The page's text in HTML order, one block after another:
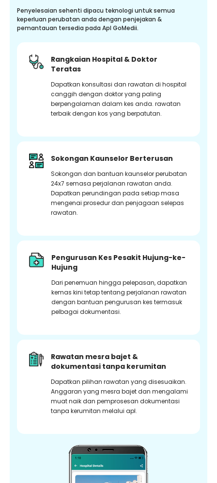
Penyelesaian sehenti dipacu teknologi untuk semua
keperluan perubatan anda dengan penjejakan &
pemantauan tersedia pada Apl GoMedii.
Rangkaian Hospital & Doktor
Teratas
Dapatkan konsultasi dan rawatan di hospital
canggih dengan doktor yang paling
berpengalaman dalam kes anda. rawatan
terbaik dengan kos yang berpatutan.
Sokongan Kaunselor Berterusan
Sokongan dan bantuan kaunselor perubatan
24x7 semasa perjalanan rawatan anda.
Dapatkan perundingan pada setiap masa
mengenai prosedur dan penjagaan selepas
rawatan.
Pengurusan Kes Pesakit Hujung-ke-
Hujung
Dari penemuan hingga pelepasan, dapatkan
kemas kini tetap tentang perjalanan rawatan
dengan bantuan pengurusan kes termasuk
pelbagai dokumentasi.
Rawatan mesra bajet &
dokumentasi tanpa kerumitan
Dapatkan pilihan rawatan yang disesuaikan.
Anggaran yang mesra bajet dan mengalami
muat naik dan pemprosesan dokumentasi
tanpa kerumitan melalui apl.